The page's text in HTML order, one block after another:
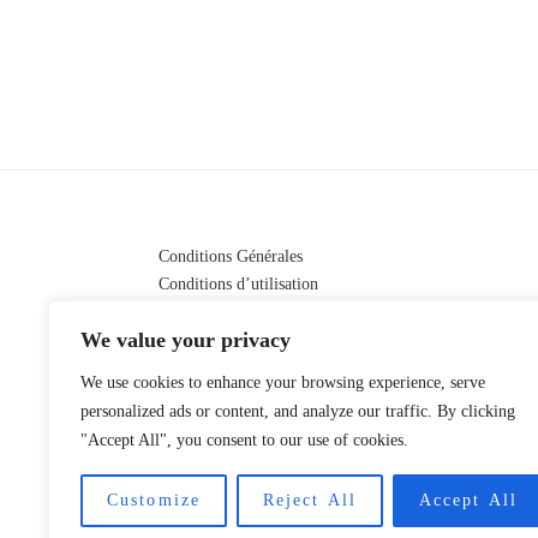
We value your privacy
We use cookies to enhance your browsing experience, serve
personalized ads or content, and analyze our traffic. By clicking
"Accept All", you consent to our use of cookies.
Customize Reject All Accept All
Conditions Générales
Conditions d’utilisation
remboursements
Foire aux Questions